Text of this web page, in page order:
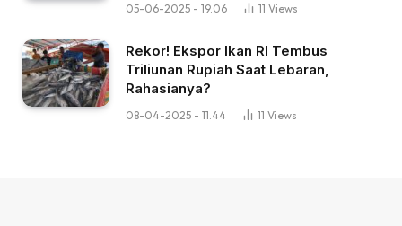
05-06-2025 - 19.06 11 Views
Rekor! Ekspor Ikan RI Tembus
Triliunan Rupiah Saat Lebaran,
Rahasianya?
08-04-2025 - 11.44 11 Views